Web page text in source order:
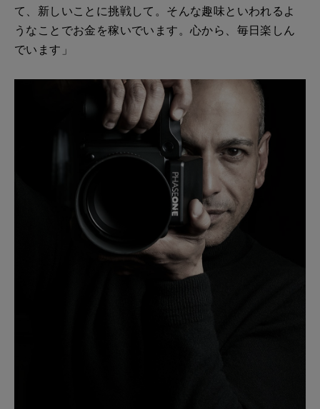
て、新しいことに挑戦して。そんな趣味といわれるよ
うなことでお金を稼いでいます。心から、毎日楽しん
でいます」